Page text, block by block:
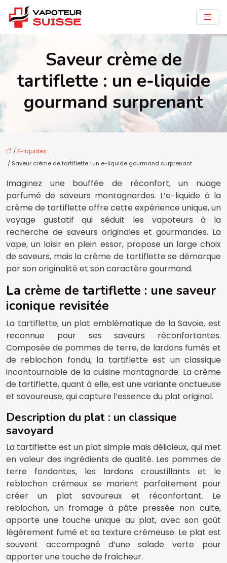
Saveur crème de
tartiflette : un e-liquide
gourmand surprenant
/ E-liquides
/ Saveur crème de tartiflette : un e-liquide gourmand surprenant
Imaginez une bouffée de réconfort, un nuage
parfumé de saveurs montagnardes. L’e-liquide à la
crème de tartiflette offre cette expérience unique, un
voyage gustatif qui séduit les vapoteurs à la
recherche de saveurs originales et gourmandes. La
vape, un loisir en plein essor, propose un large choix
de saveurs, mais la crème de tartiflette se démarque
par son originalité et son caractère gourmand.
La crème de tartiflette : une saveur
iconique revisitée
La tartiflette, un plat emblématique de la Savoie, est
reconnue pour ses saveurs réconfortantes.
Composée de pommes de terre, de lardons fumés et
de reblochon fondu, la tartiflette est un classique
incontournable de la cuisine montagnarde. La crème
de tartiflette, quant à elle, est une variante onctueuse
et savoureuse, qui capture l’essence du plat original.
Description du plat : un classique
savoyard
La tartiflette est un plat simple mais délicieux, qui met
en valeur des ingrédients de qualité. Les pommes de
terre fondantes, les lardons croustillants et le
reblochon crémeux se marient parfaitement pour
créer un plat savoureux et réconfortant. Le
reblochon, un fromage à pâte pressée non cuite,
apporte une touche unique au plat, avec son goût
légèrement fumé et sa texture crémeuse. Le plat est
souvent accompagné d’une salade verte pour
apporter une touche de fraîcheur.